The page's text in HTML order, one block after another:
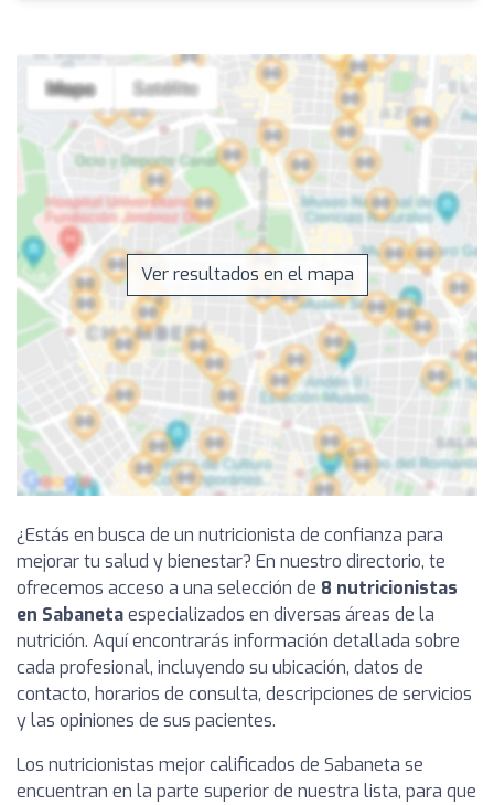
Ver resultados en el mapa
¿Estás en busca de un nutricionista de confianza para
mejorar tu salud y bienestar? En nuestro directorio, te
ofrecemos acceso a una selección de 8 nutricionistas
en Sabanetaespecializados en diversas áreas de la
nutrición. Aquí encontrarás información detallada sobre
cada profesional, incluyendo su ubicación, datos de
contacto, horarios de consulta, descripciones de servicios
y las opiniones de sus pacientes.
Los nutricionistas mejor calificados de Sabaneta se
encuentran en la parte superior de nuestra lista, para que